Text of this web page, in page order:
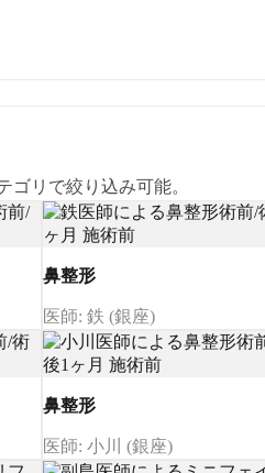
ゴリで絞り込み可能。
鼻整形
医師: 鉄 (銀座)
鼻整形
医師: 小川 (銀座)